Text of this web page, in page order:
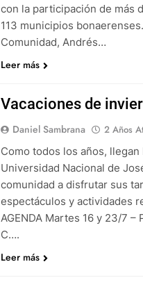
con la participación de más
113 municipios
Comunidad, Andrés…
Leer más
Vacaciones de
Daniel Sambrana 2 Años
Como todos los años,
Universidad Nacional de
comunidad a disfrutar sus
espectáculos y actividades
AGENDA Martes 16 y 23/7
C….
Leer más